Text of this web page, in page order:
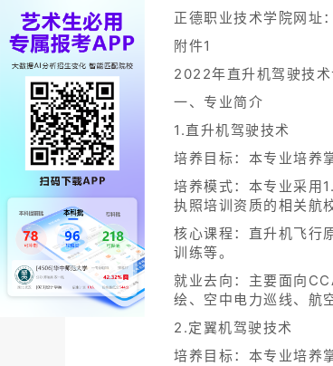
正德职业技术学院网
附件1
2022年直升机驾驶技
一、专业简介
1.直升机驾驶技术
培养目标：本专业培养
培养模式：本专业采用
执照培训资质的相关航
核心课程：直升机飞行
训练等。
就业去向：主要面向
绘、空中电力巡线、航
2.定翼机驾驶技术
培养目标：本专业培养